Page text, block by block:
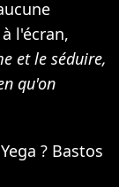
l'écran,
et le séduire,
qu'on
? Bastos